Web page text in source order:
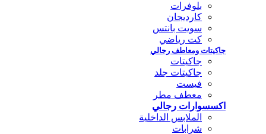
بلوفرات
كارديجان
سويت بانتس
كت رياضي
جاكيتات ومعاطف رجالي
جاكيتات
جاكيتات جلد
فيست
معطف مطر
اكسسوارات رجالي
الملابس الداخلية
شرابات